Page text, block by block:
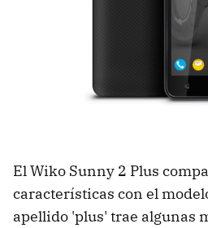
El Wiko Sunny 2 Plus
características con el
apellido 'plus' trae algunas